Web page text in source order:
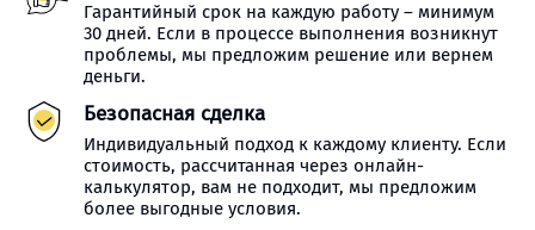
Гарантийный срок на каждую работу – минимум
30 дней. Если в процессе выполнения возникнут
проблемы, мы предложим решение или вернем
деньги.
Безопасная сделка
Индивидуальный подход к каждому клиенту. Если
стоимость, рассчитанная через онлайн-
калькулятор, вам не подходит, мы предложим
более выгодные условия.